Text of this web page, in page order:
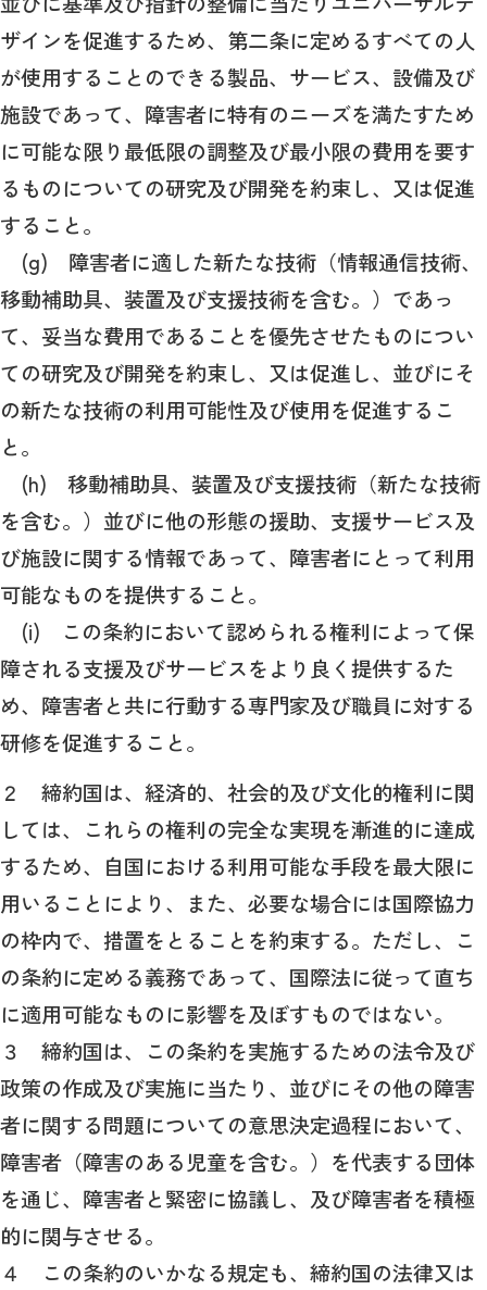
ザインを促進するため、第二条に定めるすべての人
が使用することのできる製品、サービス、設備及び
施設であって、障害者に特有のニーズを満たすため
に可能な限り最低限の調整及び最小限の費用を要す
るものについての研究及び開発を約束し、又は促進
すること。
(g) 障害者に適した新たな技術（情報通信技術、
移動補助具、装置及び支援技術を含む。）であっ
て、妥当な費用であることを優先させたものについ
ての研究及び開発を約束し、又は促進し、並びにそ
の新たな技術の利用可能性及び使用を促進するこ
と。
(h) 移動補助具、装置及び支援技術（新たな技術
を含む。）並びに他の形態の援助、支援サービス及
び施設に関する情報であって、障害者にとって利用
可能なものを提供すること。
(i) この条約において認められる権利によって保
障される支援及びサービスをより良く提供するた
め、障害者と共に行動する専門家及び職員に対する
研修を促進すること。
２ 締約国は、経済的、社会的及び文化的権利に関
しては、これらの権利の完全な実現を漸進的に達成
するため、自国における利用可能な手段を最大限に
用いることにより、また、必要な場合には国際協力
の枠内で、措置をとることを約束する。ただし、こ
の条約に定める義務であって、国際法に従って直ち
に適用可能なものに影響を及ぼすものではない。
３ 締約国は、この条約を実施するための法令及び
政策の作成及び実施に当たり、並びにその他の障害
者に関する問題についての意思決定過程において、
障害者（障害のある児童を含む。）を代表する団体
を通じ、障害者と緊密に協議し、及び障害者を積極
的に関与させる。
４ この条約のいかなる規定も、締約国の法律又は